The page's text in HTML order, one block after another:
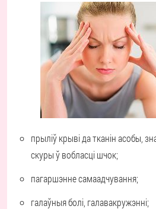
прыліў крыві да тканін асобы,
скуры ў вобласці шчок;
пагаршэнне самаадчування;
галаўныя болі, галавакружэнні;